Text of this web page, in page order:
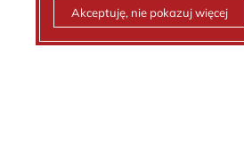
Akceptuję, nie pokazuj więcej